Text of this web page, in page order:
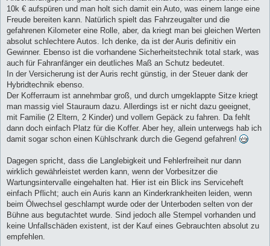
10k € aufspüren und man holt sich damit ein Auto, was einem lange eine
Freude bereiten kann. Natürlich spielt das Fahrzeugalter und die
gefahrenen Kilometer eine Rolle, aber, da kriegt man bei gleichen Werten
absolut schlechtere Autos. Ich denke, da ist der Auris definitiv ein
Gewinner. Ebenso ist die vorhandene Sicherheitstechnik total stark, was
auch für Fahranfänger ein deutliches Maß an Schutz bedeutet.
In der Versicherung ist der Auris recht günstig, in der Steuer dank der
Hybridtechnik ebenso.
Der Kofferraum ist annehmbar groß, und durch umgeklappte Sitze kriegt
man massig viel Stauraum dazu. Allerdings ist er nicht dazu geeignet,
mit Familie (2 Eltern, 2 Kinder) und vollem Gepäck zu fahren. Da fehlt
dann doch einfach Platz für die Koffer. Aber hey, allein unterwegs hab ich
damit sogar schon einen Kühlschrank durch die Gegend gefahren!
Dagegen spricht, dass die Langlebigkeit und Fehlerfreiheit nur dann
wirklich gewährleistet werden kann, wenn der Vorbesitzer die
Wartungsintervalle eingehalten hat. Hier ist ein Blick ins Serviceheft
einfach Pflicht; auch ein Auris kann an Kinderkrankheiten leiden, wenn
beim Ölwechsel geschlampt wurde oder der Unterboden selten von der
Bühne aus begutachtet wurde. Sind jedoch alle Stempel vorhanden und
keine Unfallschäden existent, ist der Kauf eines Gebrauchten absolut zu
empfehlen.